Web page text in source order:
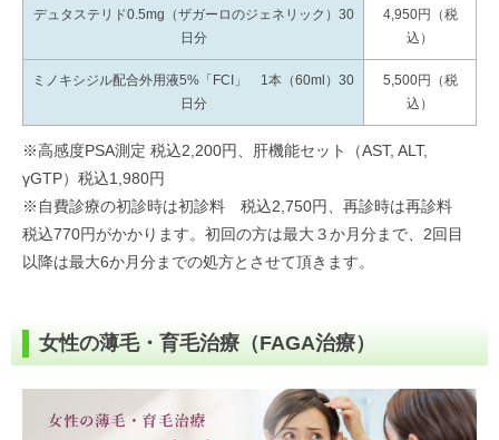
デュタステリド0.5mg（ザガーロのジェネリック）30
日分
4,950円（税
込）
ミノキシジル配合外用液5%「FCI」 1本（60ml）30
日分
5,500円（税
込）
※高感度PSA測定 税込2,200円、肝機能セット（AST, ALT,
γGTP）税込1,980円
※自費診療の初診時は初診料 税込2,750円、再診時は再診料
税込770円がかかります。初回の方は最大３か月分まで、2回目
以降は最大6か月分までの処方とさせて頂きます。
女性の薄毛・育毛治療（FAGA治療）